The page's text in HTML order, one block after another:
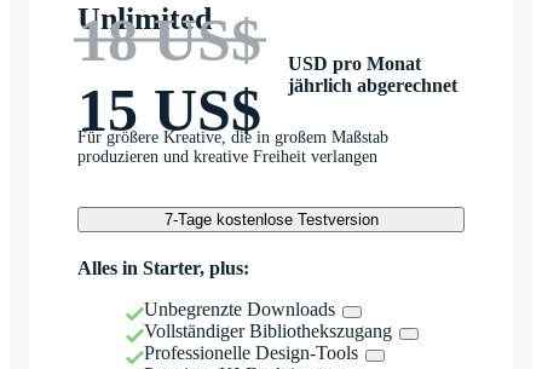
Unlimited
18 US$
15 US$
USD pro Monat
jährlich abgerechnet
Für größere Kreative, die in großem Maßstab
produzieren und kreative Freiheit verlangen
7-Tage kostenlose Testversion
Alles in Starter, plus:
Unbegrenzte Downloads
Vollständiger Bibliothekszugang
Professionelle Design-Tools